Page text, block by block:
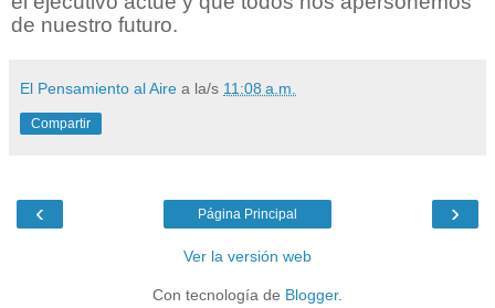
de nuestro futuro.
El Pensamiento al Aire a la/s 11:08 a.m.
Compartir
‹ ›
Página Principal
Ver la versión web
Con tecnología de Blogger.